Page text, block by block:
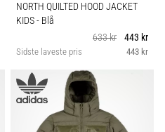
NORTH QUILTED HOOD JACKET
KIDS- Blå
633 kr
443 kr
Sidste laveste pris 443 kr